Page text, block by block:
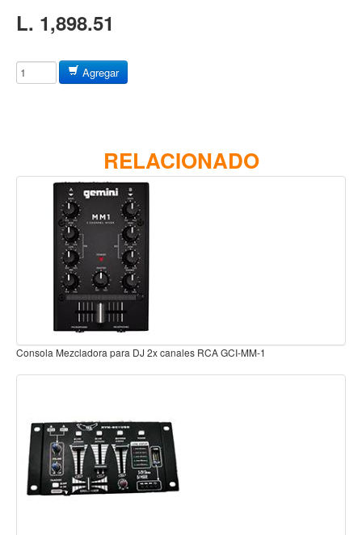
Acustica
Pergaminos
Pedestal para platillo
Pedestal para Hi-Hat
Pedestal para redoblante
Herrajes
Teclado
Piano Digital
Sintetizadores
Controladores
Fundas
L. 1,898.51
Agregar
RELACIONADO
Consola Mezcladora para DJ 2x canales RCA GCI-MM-1